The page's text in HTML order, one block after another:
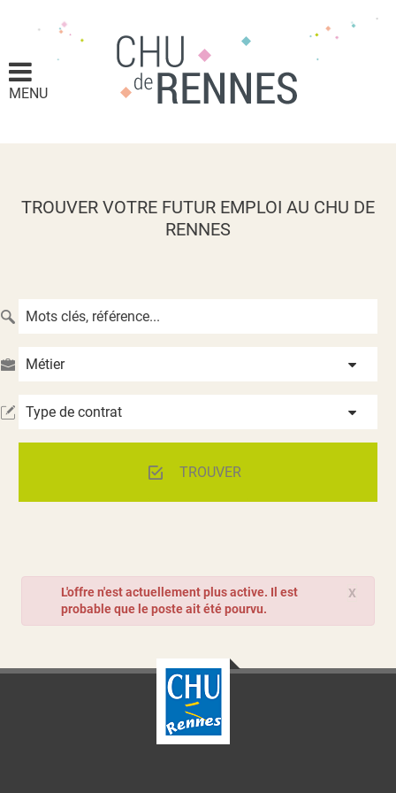
MENU
TROUVER VOTRE FUTUR EMPLOI AU CHU DE
RENNES
Métier
Type de contrat
TROUVER
X
L'offre n'est actuellement plus active. Il est
probable que le poste ait été pourvu.